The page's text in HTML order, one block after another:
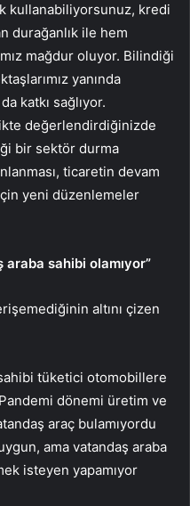
kullanabiliyorsunuz, kredi
durağanlık ile hem
mağdur oluyor. Bilindiği
yanında
katkı sağlıyor.
değerlendirdiğinizde
bir sektör durma
ticaretin devam
yeni düzenlemeler
sahibi olamıyor”
altını çizen
tüketici otomobillere
dönemi üretim ve
araç bulamıyordu
ama vatandaş araba
isteyen yapamıyor